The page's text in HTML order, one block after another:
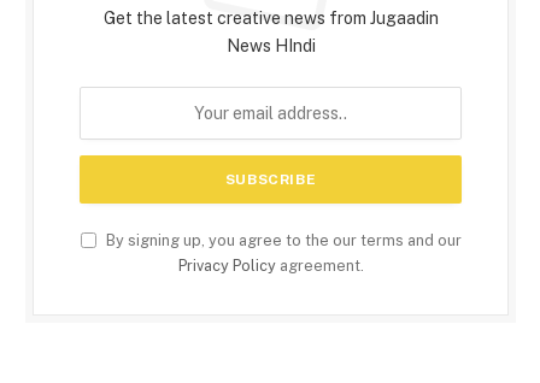
Get the latest creative news from Jugaadin
News HIndi
By signing up, you agree to the our terms and our
Privacy Policyagreement.